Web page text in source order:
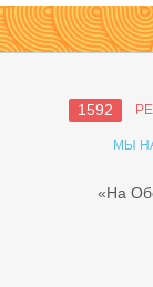
1592
МЫ
«На